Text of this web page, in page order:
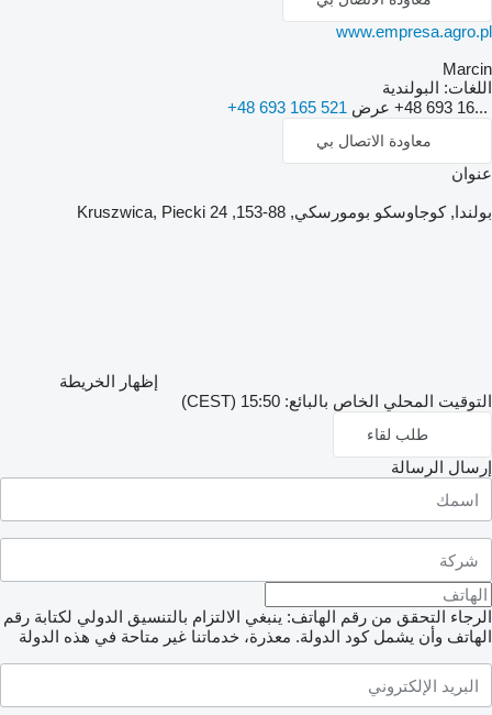
www.empresa.agro.pl
Marcin
اللغات: البولندية
+48 693 16... عرض +48 693 165 521
معاودة الاتصال بي
عنوان
بولندا, كوجاوسكو بومورسكي, 88-153, Kruszwica, Piecki 24
إظهار الخريطة
التوقيت المحلي الخاص بالبائع: 15:50 (CEST)
طلب لقاء
إرسال الرسالة
الرجاء التحقق من رقم الهاتف: ينبغي الالتزام بالتنسيق الدولي لكتابة رقم
الهاتف وأن يشمل كود الدولة. معذرة، خدماتنا غير متاحة في هذه الدولة